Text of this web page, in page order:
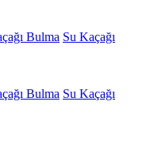
Bulma Su Kaçağı
Bulma Su Kaçağı